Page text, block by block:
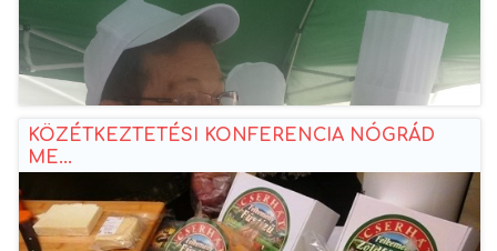
KÖZÉTKEZTETÉSI KONFERENCIA NÓGRÁD
ME...